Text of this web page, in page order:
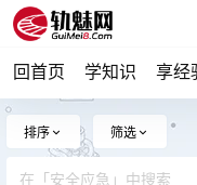
回首页 学知识 享经
排序 筛选